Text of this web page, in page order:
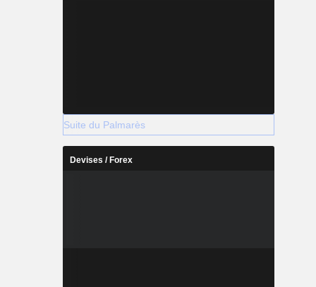
Suite du Palmarès
Devises / Forex